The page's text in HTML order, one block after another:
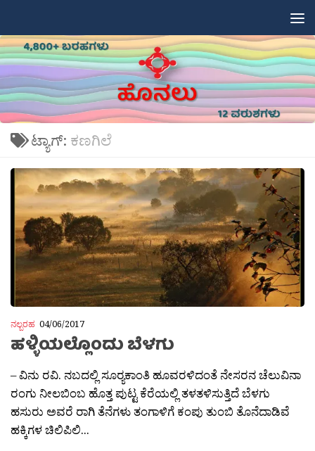
ಟ್ಯಾಗ್: ಕಣಗಿಲೆ
ನಲ್ಬರಹ 04/06/2017
ಹಳ್ಳಿಯಲ್ಲೊಂದು ಬೆಳಗು
– ವಿನು ರವಿ. ನಬದಲ್ಲಿ ಸೂರ‍್ಯಕಾಂತಿ ಹೂವರಳಿದಂತೆ ನೇಸರನ ಚೆಲುವಿನಾ
ರಂಗು ನೀಲಬಿಂಬ ಹೊತ್ತ ಪುಟ್ಟ ಕೆರೆಯಲ್ಲಿ ತಳತಳಿಸುತ್ತಿದೆ ಬೆಳಗು
ಹಸುರು ಅವರೆ ರಾಗಿ ತೆನೆಗಳು ತಂಗಾಳಿಗೆ ಕಂಪು ತುಂಬಿ ತೊನೆದಾಡಿವೆ
ಹಕ್ಕಿಗಳ ಚಿಲಿಪಿಲಿ...